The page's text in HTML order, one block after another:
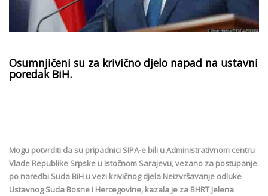
Osumnjičeni su za krivično djelo napad na ustavni
poredak BiH.
Mogu potvrditi da su pripadnici SIPA-e bili u Administrativnom centru
Vlade Republike Srpske u Istočnom Sarajevu, vezano za postupanje
po naredbi Suda BiH u vezi krivičnog djela Neizvršavanje odluke
Ustavnog Suda Bosne i Hercegovine, kazala je za BHRT Jelena